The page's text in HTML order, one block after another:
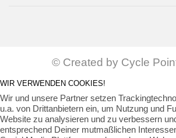
© Created by Cycle
WIR VERWENDEN COOKIES!
Wir und unsere Partner setzen
u.a. von Drittanbietern ein, um Nutzung und
Website zu analysieren und zu verbessern
entsprechend Deiner mutmaßlichen